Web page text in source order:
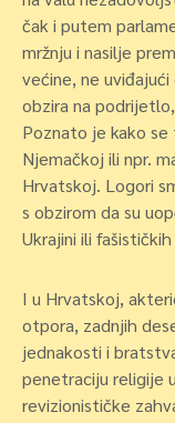
čak i putem
mržnju i nasilje
većine, ne
obzira na
Poznato je kako
Njemačkoj ili npr.
Hrvatskoj. Logori
s obzirom da su
Ukrajini ili
I u Hrvatskoj,
otpora, zadnjih
jednakosti i
penetraciju religije
revizionističke